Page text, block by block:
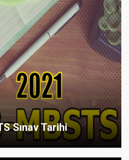
Sınav Tarihi